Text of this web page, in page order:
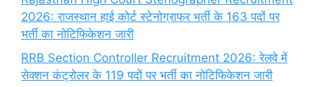
2026: राजस्थान हाई कोर्ट स्टेनोग्राफर भर्ती के 163 पदों पर
भर्ती का नोटिफिकेशन जारी
RRB Section Controller Recruitment 2026: रेलवे में
सेक्शन कंट्रोलर के 119 पदों पर भर्ती का नोटिफिकेशन जारी